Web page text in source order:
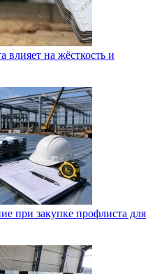
влияет на жёсткость и
при закупке профлиста для